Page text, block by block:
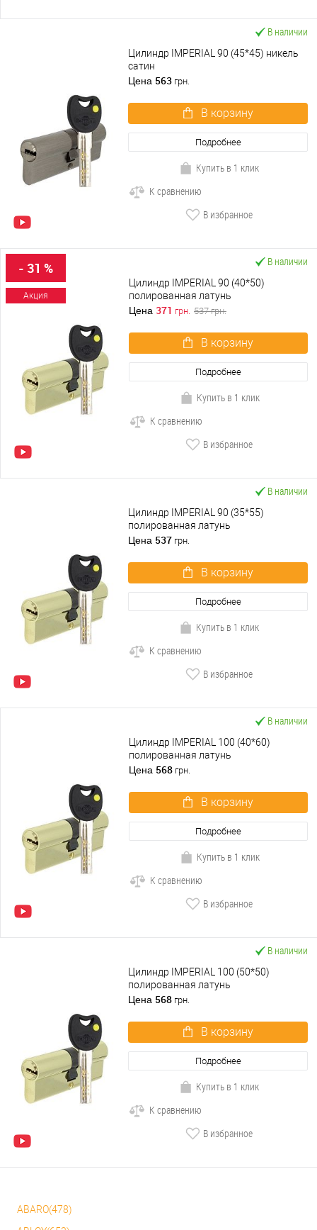
В наличии
Цилиндр IMPERIAL 90 (45*45) никель
сатин
Цена 563 грн.
В корзину
Подробнее
Купить в 1 клик
К сравнению
В избранное
- 31 %
Акция
В наличии
Цилиндр IMPERIAL 90 (40*50)
полированная латунь
Цена 371 грн. 537грн.
В корзину
Подробнее
Купить в 1 клик
К сравнению
В избранное
В наличии
Цилиндр IMPERIAL 90 (35*55)
полированная латунь
Цена 537 грн.
В корзину
Подробнее
Купить в 1 клик
К сравнению
В избранное
В наличии
Цилиндр IMPERIAL 100 (40*60)
полированная латунь
Цена 568 грн.
В корзину
Подробнее
Купить в 1 клик
К сравнению
В избранное
В наличии
Цилиндр IMPERIAL 100 (50*50)
полированная латунь
Цена 568 грн.
В корзину
Подробнее
Купить в 1 клик
К сравнению
В избранное
ABARO(478)